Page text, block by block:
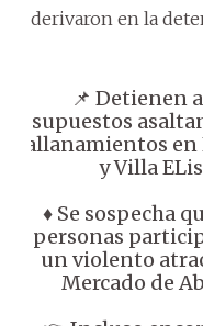
derivaron en la
📌 Detienen
supuestos
allanamientos en
y Villa
♦️ Se sospecha
personas
un violento
Mercado de